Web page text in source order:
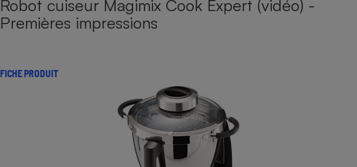
Robot cuiseur Magimix Cook Expert (vidéo) -
Premières impressions
FICHE PRODUIT